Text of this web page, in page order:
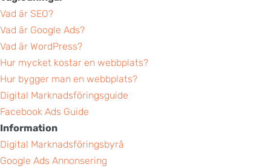
Vad är SEO?
Vad är Google Ads?
Vad är WordPress?
Hur mycket kostar en webbplats?
Hur bygger man en webbplats?
Digital Marknadsföringsguide
Facebook Ads Guide
Information
Digital Marknadsföringsbyrå
Google Ads Annonsering